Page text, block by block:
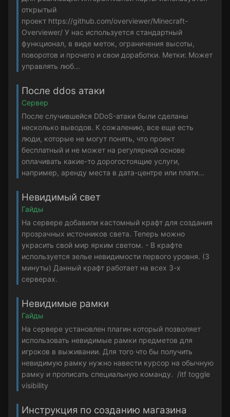
открытый
проект https://github.com/overviewer/Minecraft-
Overviewer/ У нас используется стандартный
функционал, в виде меток, ограничения высоты,
поворотов и прочего и свои доработки. Метки: Может
управлять люб...
После ddos атаки
Сервер
После случившейся DDoS-атаки были сделаны
несколько выводов. К сожалению, все еще есть
люди, которые не могут понять, что проект
бесплатный и не может на регулярной основе
оплачивать какие-то дорогостоящие услуги,
например, аренду места в дата-центре или плати...
Невидимый свет
Гайды
На сервере добавили кастомный крафт для создания
прозрачных источников света. Теперь можно
украсить свой мир ярким светом. - В крафте
используется зелье невидимости первого уровня. (3
минуты) Данный крафт работает на всех 3-х
серверах.
Невидимые рамки
Гайды
На сервере установлен плагин который позволяет
использовать невидимые рамки предметов для
игроков в выживании. Для того что бы получить
невидимую рамку нужно навести курсор на обычную
рамку и прописать специальную команду. /itf toggle
visibility
Инструкция по созданию магазина